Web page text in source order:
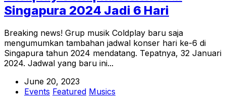
Singapura 2024 Jadi 6 Hari
Breaking news! Grup musik Coldplay baru saja
mengumumkan tambahan jadwal konser hari ke-6 di
Singapura tahun 2024 mendatang. Tepatnya, 32 Januari
2024. Jadwal yang baru ini...
June 20, 2023
Events Featured Musics